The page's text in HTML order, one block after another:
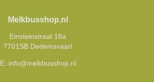
Melkbusshop.nl
Einsteinstraat 18a
7701SB Dedemsvaart
E: info@melkbusshop.nl